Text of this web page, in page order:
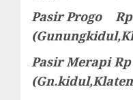
Pasir Progo Rp
Pasir Merapi Rp